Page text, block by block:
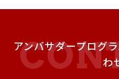
アンバサダープログ
わ